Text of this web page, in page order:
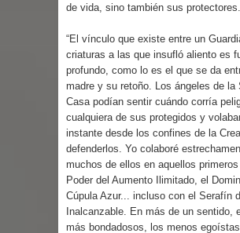
de vida, sino también sus
“El vínculo que existe entre un
criaturas a las que insufló aliento es
profundo, como lo es el que se da
madre y su retoño. Los ángeles de la
Casa podían sentir cuándo corría
cualquiera de sus protegidos y
instante desde los confines de la
defenderlos. Yo colaboré
muchos de ellos en aquellos
Poder del Aumento Ilimitado, el
Cúpula Azur... incluso con el Serafín
Inalcanzable. En más de un sentido,
más bondadosos, los menos